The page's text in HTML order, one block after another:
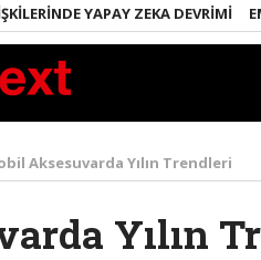
YAPAY ZEKA DEVRIMI
Aksesuvarda Yılın Trendleri
Yılın